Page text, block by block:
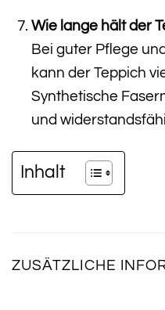
Wie lange hält der
Bei guter Pflege
kann der Teppich
Synthetische
und
Inhalt
ZUSÄTZLICHE